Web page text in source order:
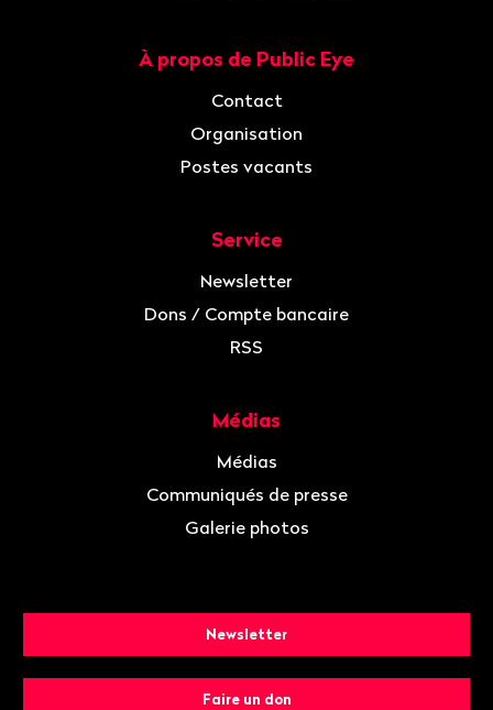
À propos de Public Eye
Contact
Organisation
Postes vacants
Service
Newsletter
Dons / Compte bancaire
RSS
Médias
Médias
Communiqués de presse
Galerie photos
Newsletter
Faire un don